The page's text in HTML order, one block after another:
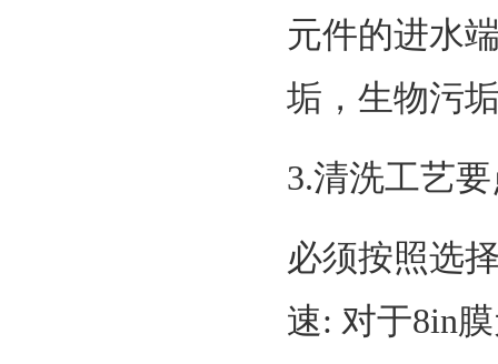
元件的进水
垢，生物污
3.清洗工艺
必须按照选
速: 对于8in